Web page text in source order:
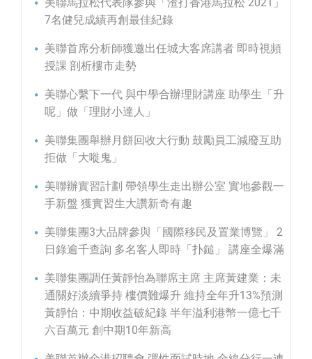
7名健兒成績再創最佳紀錄
美聯首席分析師獲邀出任城大客席講者 即時視頻
授課 剖析樓市走勢
美聯心繫下一代 與中學合辦理財講座 助學生「升
呢」做「理財小達人」
美聯集團舉辦月餅回收大行動 鼓勵員工減廢互助
拒做「大嘥鬼」
美聯辦實習計劃 帶領學生走出辦公室 實地參觀一
手新盤 獲實習生大讚新奇有趣
美聯集團3大品牌參與「國際移民及置業博覽」 2
日錄逾千查詢 多名客人即時「扑鎚」 講座全爆滿
美聯集團調任黃靜怡為聯席主席 主席黃建業：未
通關好淡續爭持 樓價難爆升 維持全年升13%預測
黃靜怡：中期收益破紀錄 半年溢利港幣一億七千
六百萬元 創中期10年新高